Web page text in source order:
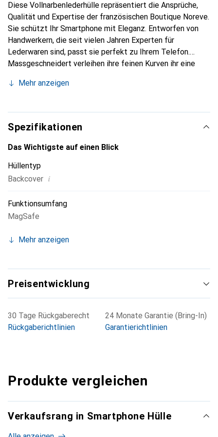
Diese Vollnarbenlederhülle repräsentiert die Ansprüche,
Qualität und Expertise der französischen Boutique Noreve.
Sie schützt Ihr Smartphone mit Eleganz. Entworfen von
Handwerkern, die seit vielen Jahren Experten für
Lederwaren sind, passt sie perfekt zu Ihrem Telefon.
Massgeschneidert verleihen ihre feinen Kurven ihr eine
unverzichtbaren Accessoire Ihres Smartphones.
die Marke Noreve eine sichere Wahl für eine
anspruchsvolle Kundschaft.
Mehr anzeigen
Spezifikationen
Das Wichtigste auf einen Blick
Hüllentyp
Backcover i
Funktionsumfang
MagSafe
Mehr anzeigen
Preisentwicklung
30 Tage Rückgaberecht
Rückgaberichtlinien
24 Monate Garantie (Bring-In)
Garantierichtlinien
Produkte vergleichen
Verkaufsrang in Smartphone Hülle